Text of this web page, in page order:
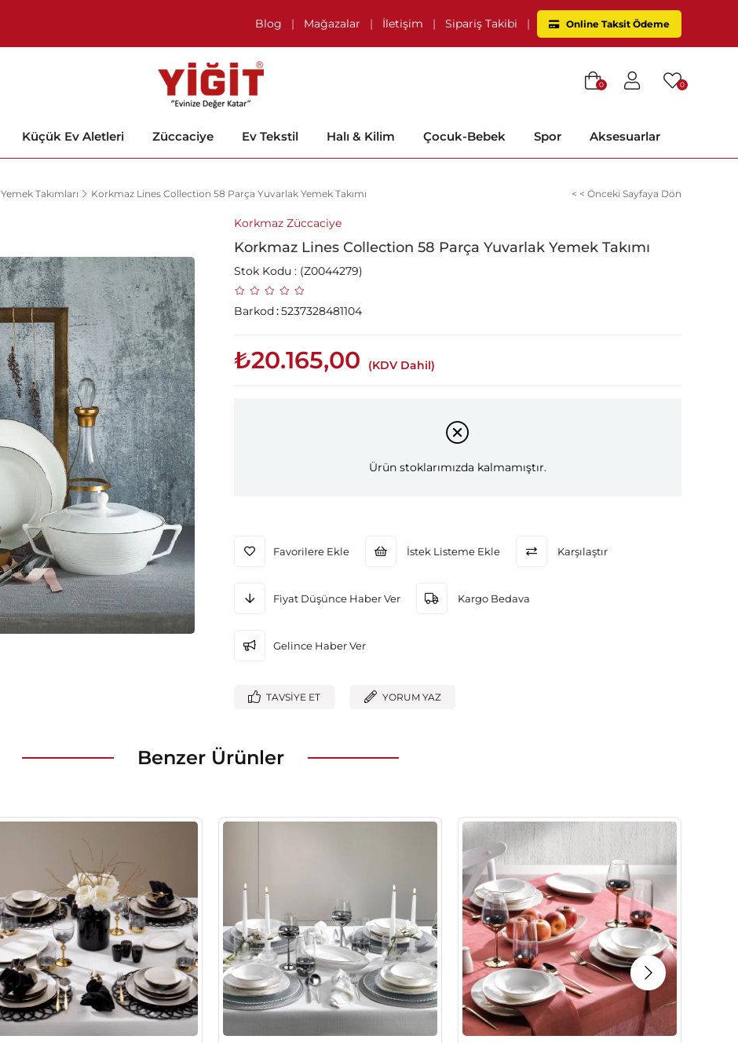
Blog | Mağazalar | İletişim | Sipariş Takibi | Online Taksit Ödeme
0
0
Küçük Ev Aletleri Züccaciye Ev Tekstil Halı & Kilim Çocuk-Bebek Spor Aksesuarlar
Yemek Takımları Korkmaz Lines Collection 58 Parça Yuvarlak Yemek Takımı < < Önceki Sayfaya Dön
Korkmaz Züccaciye
Korkmaz Lines Collection 58 Parça Yuvarlak Yemek Takımı
Stok Kodu (Z0044279)
Barkod:5237328481104
₺20.165,00 (KDV Dahil)
Ürün stoklarımızda kalmamıştır.
Favorilere Ekle İstek Listeme Ekle Karşılaştır
Fiyat Düşünce Haber Ver Kargo Bedava
Gelince Haber Ver
TAVSIYE ET YORUM YAZ
Benzer Ürünler